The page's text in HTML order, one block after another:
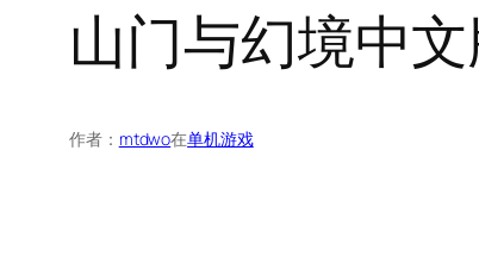
山门与幻境中
作者： mtdwo在单机游戏